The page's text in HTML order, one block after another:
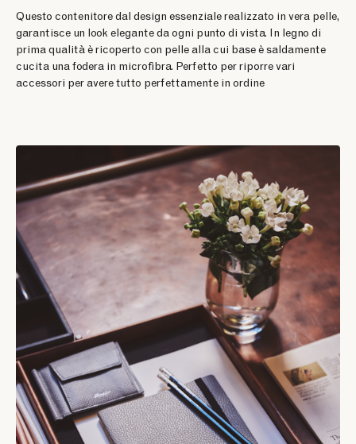
Questo contenitore dal design essenziale realizzato in vera pelle,
garantisce un look elegante da ogni punto di vista. In legno di
prima qualità è ricoperto con pelle alla cui base è saldamente
cucita una fodera in microfibra. Perfetto per riporre vari
accessori per avere tutto perfettamente in ordine